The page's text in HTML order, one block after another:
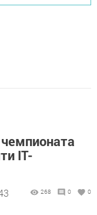
IT-
268 0 0